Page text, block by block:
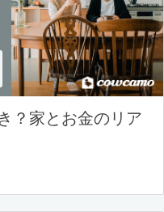
？家とお金のリア